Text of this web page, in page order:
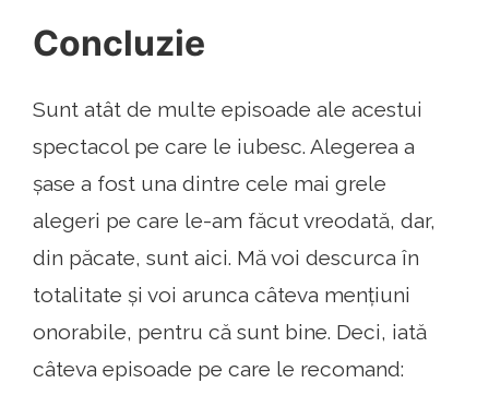
Concluzie
Sunt atât de multe episoade ale acestui
spectacol pe care le iubesc. Alegerea a
șase a fost una dintre cele mai grele
alegeri pe care le-am făcut vreodată, dar,
din păcate, sunt aici. Mă voi descurca în
totalitate și voi arunca câteva mențiuni
onorabile, pentru că sunt bine. Deci, iată
câteva episoade pe care le recomand: